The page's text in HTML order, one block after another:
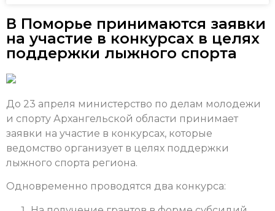
В Поморье принимаются заявки
на участие в конкурсах в целях
поддержки лыжного спорта
До 23 апреля министерство по делам молодежи
и спорту Архангельской области принимает
заявки на участие в конкурсах, которые
ведомство организует в целях поддержки
лыжного спорта региона.
Одновременно проводятся два конкурса: